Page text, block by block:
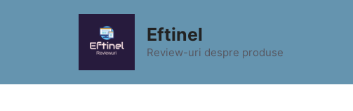
Eftinel
Review-uri despre produse